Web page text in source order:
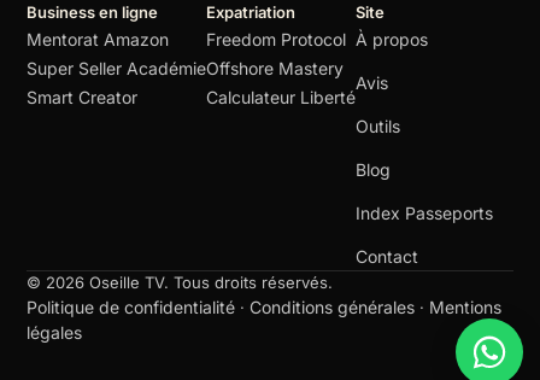
Business en ligne
Mentorat Amazon
Super Seller Académie
Smart Creator
Expatriation
Freedom Protocol
Offshore Mastery
Calculateur Liberté
Site
À propos
Avis
Outils
Blog
Index Passeports
Contact
© 2026 Oseille TV. Tous droits réservés.
Politique de confidentialité ·Conditions générales · Mentions
légales